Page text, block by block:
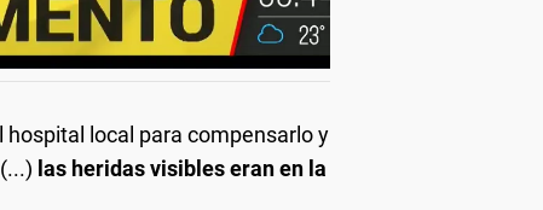
local para compensarlo y
las heridas visibles eran en la